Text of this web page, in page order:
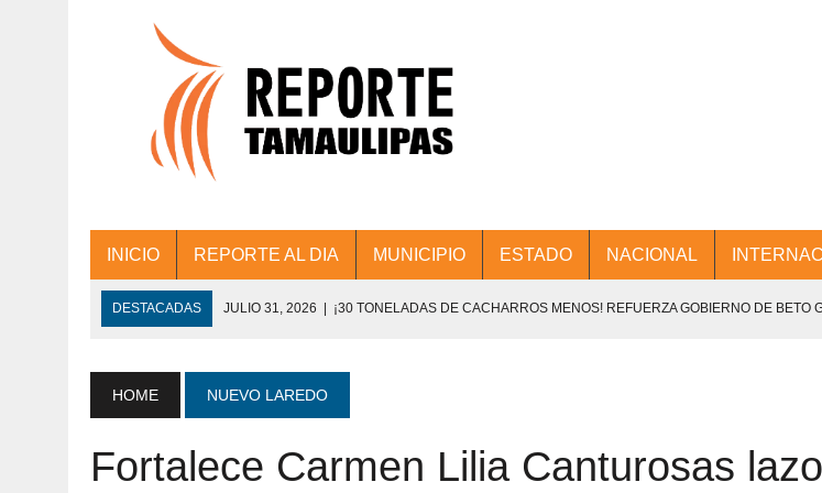
INICIO REPORTE AL DIA MUNICIPIO ESTADO NACIONAL
DESTACADAS JULIO 31, 2026 | ¡30 TONELADAS DE CACHARROS MENOS! REFUERZA GOBIERNO DE BETO
JULIO 30, 2026 | 💧🚰 ¡AGUA PARA LA COMUNIDAD!
JULIO 30, 2026 ¡TRABAJO EN EQUIPO Y RESULTADOS! ENCABEZA BETO GRANADOS MESA DE TRABAJO CON
HOME NUEVO LAREDO
Fortalece Carmen Lilia Canturosas